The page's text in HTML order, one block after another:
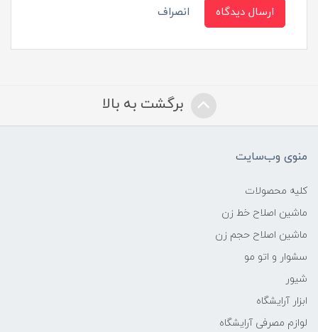
ارسال دیدگاه انصراف
برگشت به بالا
منوی وب‌سایت
کلیه محصولات
ماشین اصلاح خط زن
ماشین اصلاح حجم زن
سشوار و اتو مو
شیور
ابزار آرایشگاه
لوازم مصرفی آرایشگاه